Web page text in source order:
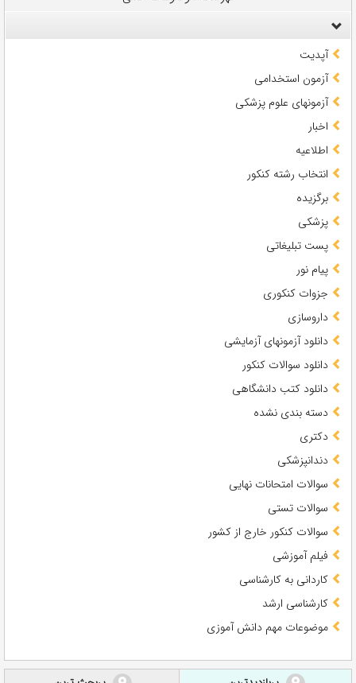
آپدیت
آزمون استخدامی
آزمونهای علوم پزشکی
اخبار
اطلاعیه
انتخاب رشته کنکور
برگزیده
پزشکی
پست تبلیغاتی
پیام نور
جزوات کنکوری
داروسازی
دانلود آزمونهای آزمایشی
دانلود سوالات کنکور
دانلود کتب دانشگاهی
دسته بندی نشده
دکتری
دندانپزشکی
سوالات امتحانات نهایی
سوالات تستی
سوالات کنکور خارج از کشور
فیلم آموزشی
کاردانی به کارشناسی
کارشناسی ارشد
موضوعات مهم دانش آموزی